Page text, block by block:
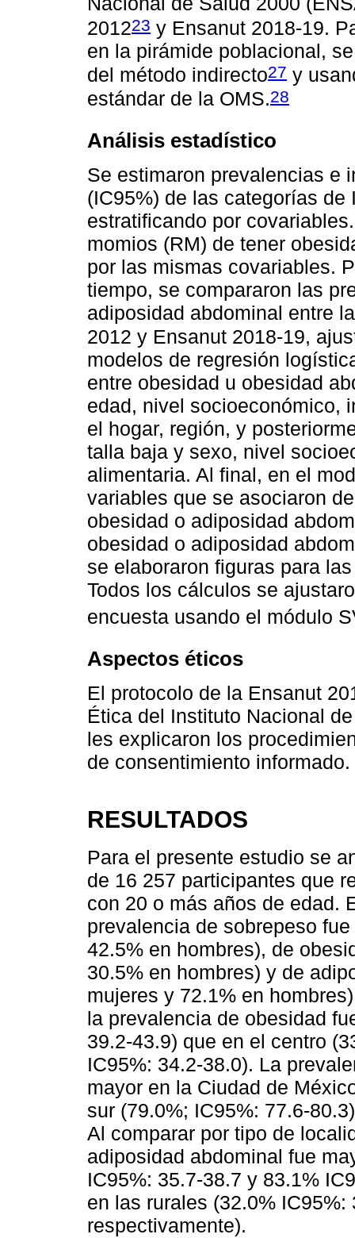
201223 y Ensanut 2018-19.
en la pirámide poblacional,
del método indirecto27 y
estándar de la OMS.28
Análisis estadístico
Se estimaron prevalencias e
(IC95%) de las categorías
estratificando por
momios (RM) de tener
por las mismas covariables.
tiempo, se compararon las
adiposidad abdominal entre
2012 y Ensanut 2018-19,
modelos de regresión
entre obesidad u obesidad
edad, nivel socioeconómico,
el hogar, región, y
talla baja y sexo, nivel
alimentaria. Al final, en el
variables que se asociaron
obesidad o adiposidad
obesidad o adiposidad
se elaboraron figuras para
Todos los cálculos se
encuesta usando el módulo
Aspectos éticos
El protocolo de la Ensanut
Ética del Instituto Nacional
les explicaron los
de consentimiento informado.
RESULTADOS
Para el presente estudio se
de 16 257 participantes que
con 20 o más años de edad.
prevalencia de sobrepeso
42.5% en hombres), de
30.5% en hombres) y de
mujeres y 72.1% en
la prevalencia de obesidad
39.2-43.9) que en el centro
IC95%: 34.2-38.0). La
mayor en la Ciudad de
sur (79.0%; IC95%: 77.6-
Al comparar por tipo de
adiposidad abdominal fue
IC95%: 35.7-38.7 y 83.1%
en las rurales (32.0%
respectivamente).